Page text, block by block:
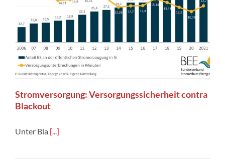
Stromversorgung: Versorgungssicherheit contra
Blackout
Unter Bla [...]